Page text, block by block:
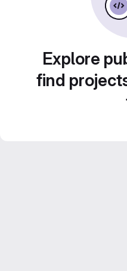
Explore
find